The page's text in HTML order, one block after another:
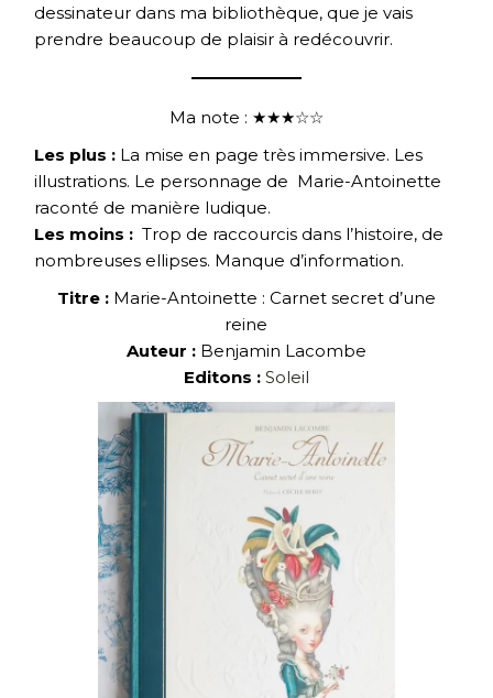
dessinateur dans ma bibliothèque, que je vais
prendre beaucoup de plaisir à redécouvrir.
Ma note : ★★★☆☆
Les plus : La mise en page très immersive. Les
illustrations. Le personnage de Marie-Antoinette
raconté de manière ludique.
Les moins : Trop de raccourcis dans l’histoire, de
nombreuses ellipses. Manque d’information.
Titre : Marie-Antoinette : Carnet secret d’une
reine
Auteur : Benjamin Lacombe
Editons : Soleil